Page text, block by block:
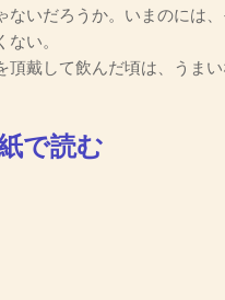
いだろうか。いまのには
い。
戴して飲んだ頃は、うまい
で読む